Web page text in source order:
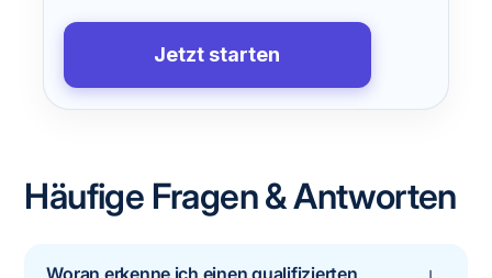
Jetzt starten
Häufige Fragen & Antworten
Woran erkenne ich einen qualifizierten